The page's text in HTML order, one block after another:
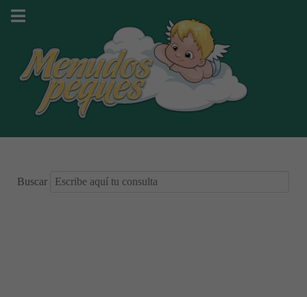
Buscar